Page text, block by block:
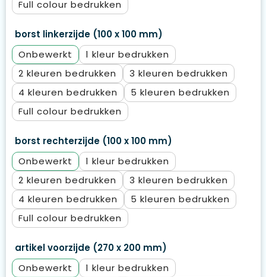
Full colour
borst linkerzijde (100 x 100 mm)
Onbewerkt
1
2
3
4
5
Full colour
borst rechterzijde (100 x 100 mm)
Onbewerkt
1
2
3
4
5
Full colour
artikel voorzijde (270 x 200 mm)
Onbewerkt
1